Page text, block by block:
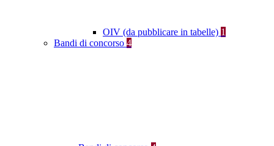
OIV (da pubblicare in tabelle) 1
Bandi di concorso 4